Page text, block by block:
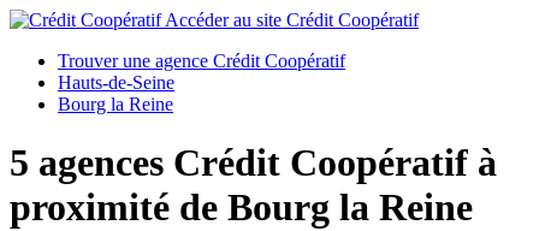
Accéder au site Crédit Coopératif
Trouver une agence Crédit Coopératif
Hauts-de-Seine
Bourg la Reine
5 agences Crédit Coopératif à
proximité de Bourg la Reine